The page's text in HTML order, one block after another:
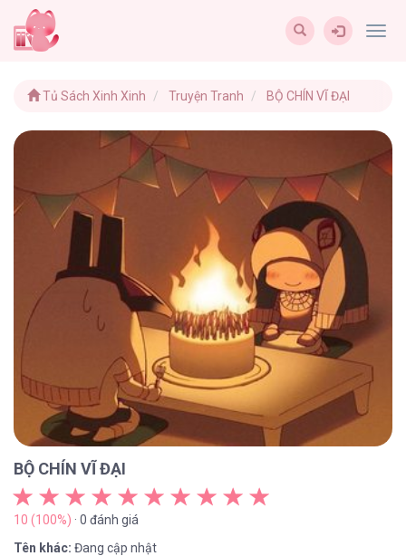
Tủ Sách Xinh Xinh Truyện Tranh BỘ CHÍN VĨ ĐẠI
BỘ CHÍN VĨ ĐẠI
10 (100%) · 0 đánh giá
Tên khác: Đang cập nhật